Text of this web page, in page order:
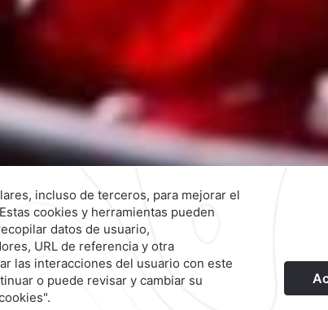
Términos y CondicionesAviso de Accesibilidad
Hotel|
Reservaciones|800 901 2300
Explora Nuestras Marcas